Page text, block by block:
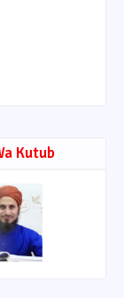
Kutub